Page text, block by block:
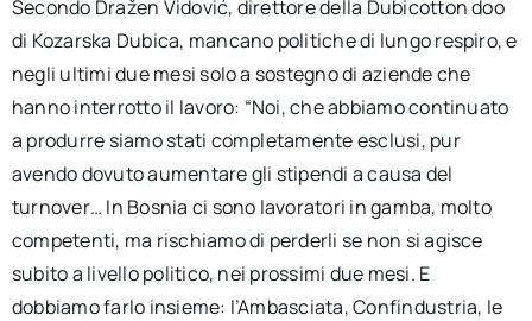
Secondo Dražen Vidović, direttore della Dubicotton doo
di Kozarska Dubica, mancano politiche di lungo respiro, e
negli ultimi due mesi solo a sostegno di aziende che
hanno interrotto il lavoro: “Noi, che abbiamo continuato
a produrre siamo stati completamente esclusi, pur
avendo dovuto aumentare gli stipendi a causa del
turnover… In Bosnia ci sono lavoratori in gamba, molto
competenti, ma rischiamo di perderli se non si agisce
subito a livello politico, nei prossimi due mesi. E
dobbiamo farlo insieme: l’Ambasciata, Confindustria, le